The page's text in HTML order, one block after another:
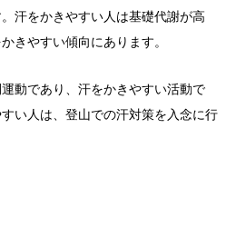
汗をかきやすい人は基礎代謝が高
きやすい傾向にあります。
動であり、汗をかきやすい活動で
い人は、登山での汗対策を入念に行